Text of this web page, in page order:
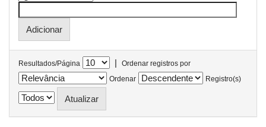
Resultados/Página |
Ordenar registros por
Ordenar
Registro(s)